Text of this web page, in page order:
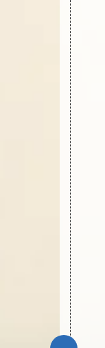
des objets